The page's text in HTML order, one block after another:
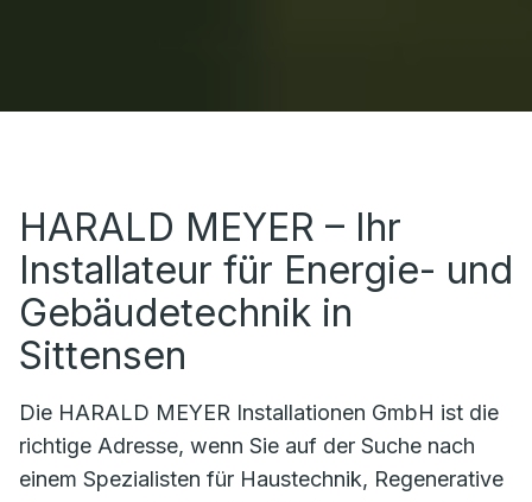
HARALD MEYER – Ihr
Installateur für Energie- und
Gebäudetechnik in
Sittensen
Die HARALD MEYER Installationen GmbH ist die
richtige Adresse, wenn Sie auf der Suche nach
einem Spezialisten für Haustechnik, Regenerative